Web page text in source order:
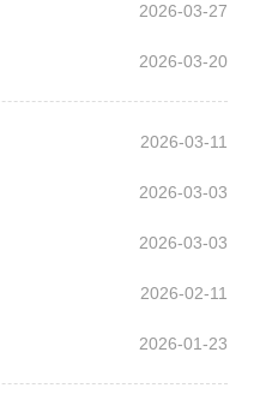
2026-03-27
2026-03-20
2026-03-11
2026-03-03
2026-03-03
2026-02-11
2026-01-23